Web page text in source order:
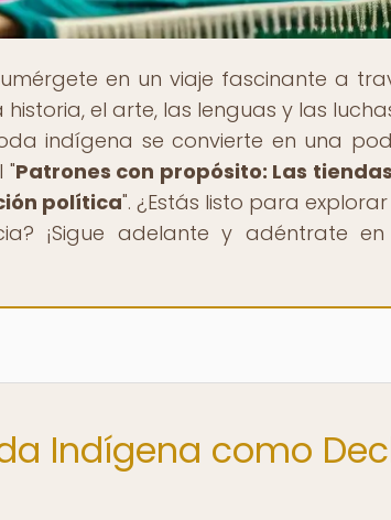
en un viaje fascinante a
el arte, las lenguas y las
indígena se convierte en una
"Patrones con propósito: Las
política". ¿Estás listo para
¡Sigue adelante y adéntrate
Indígena como